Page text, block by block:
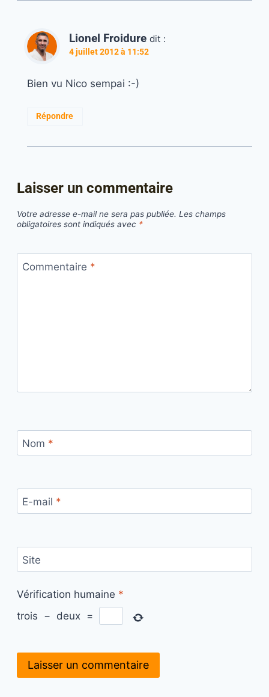
Lionel Froidure dit :
4 juillet 2012 à 11:52
Bien vu Nico sempai :-)
Répondre
Laisser un commentaire
Votre adresse e-mail ne sera pas publiée. Les champs
obligatoires sont indiqués avec *
Commentaire *
Nom *
E-mail *
Site
Vérification humaine *
trois − deux =